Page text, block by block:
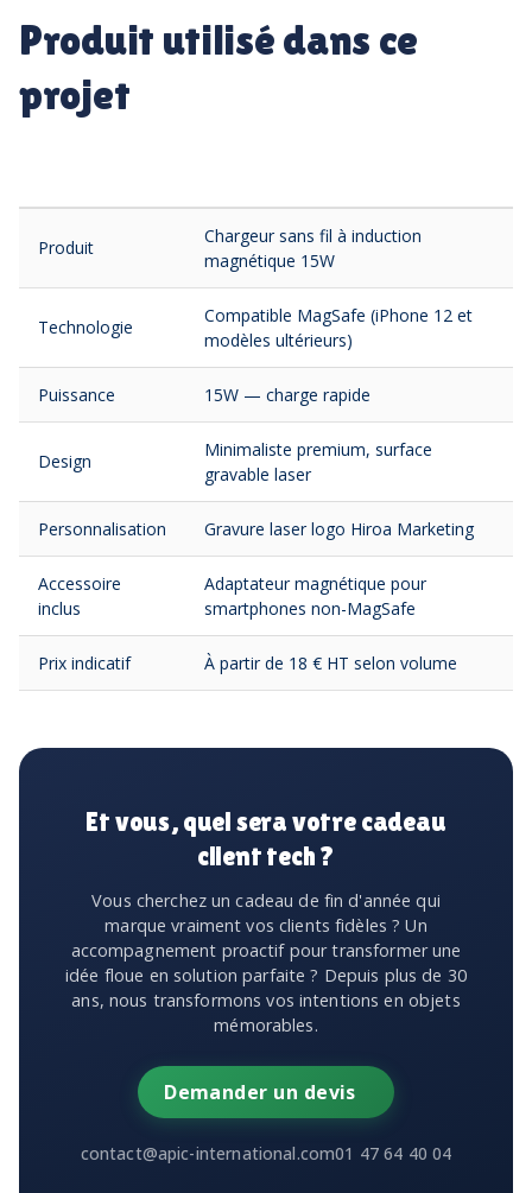
Produit utilisé dans ce
projet
Produit
Chargeur sans fil à induction
magnétique 15W
Technologie
Compatible MagSafe (iPhone 12 et
modèles ultérieurs)
Puissance 15W — charge rapide
Design
Minimaliste premium, surface
gravable laser
Personnalisation Gravure laser logo Hiroa Marketing
Accessoire
inclus
Adaptateur magnétique pour
smartphones non-MagSafe
Prix indicatif À partir de 18 € HT selon volume
Et vous, quel sera votre cadeau
client tech ?
Vous cherchez un cadeau de fin d'année qui
marque vraiment vos clients fidèles ? Un
accompagnement proactif pour transformer une
idée floue en solution parfaite ? Depuis plus de 30
ans, nous transformons vos intentions en objets
mémorables.
Demander un devis
contact@apic-international.com01 47 64 40 04